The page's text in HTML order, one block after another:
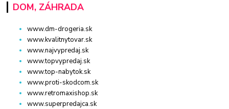
DOM, ZÁHRADA
www.dm-drogeria.sk
www.kvalitnytovar.sk
www.najvypredaj.sk
www.topvypredaj.sk
www.top-nabytok.sk
www.proti-skodcom.sk
www.retromaxishop.sk
www.superpredajca.sk